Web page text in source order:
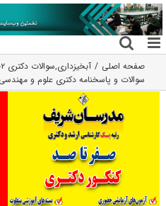
رفتن
به
محتوا
صفحه اصلی آبخیزداری,سوالات دکتری ۱۴۰۲
سوالات و پاسخنامه دکتری علوم و مهندسی